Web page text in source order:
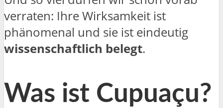
verraten: Ihre Wirksamkeit ist
phänomenal und sie ist eindeutig
wissenschaftlich belegt.
Was ist Cupuaçu?